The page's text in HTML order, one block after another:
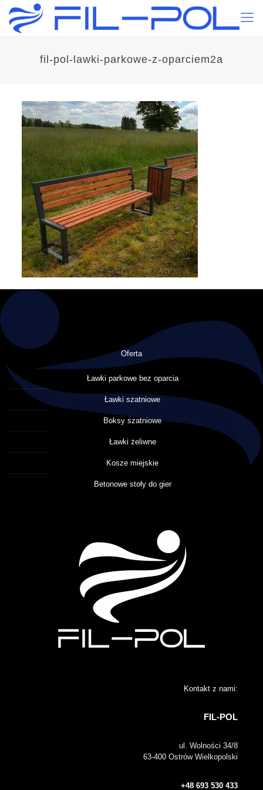
fil-pol-lawki-parkowe-z-oparciem2a
Oferta
Ławki parkowe bez oparcia
Ławki szatniowe
Boksy szatniowe
Ławki żeliwne
Kosze miejskie
Betonowe stoły do gier
Kontakt z nami:
FIL-POL
ul. Wolności 34/8
63-400 Ostrów Wielkopolski
+48 693 530 433